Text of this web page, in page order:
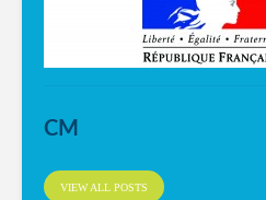
CM
VIEW ALL POSTS